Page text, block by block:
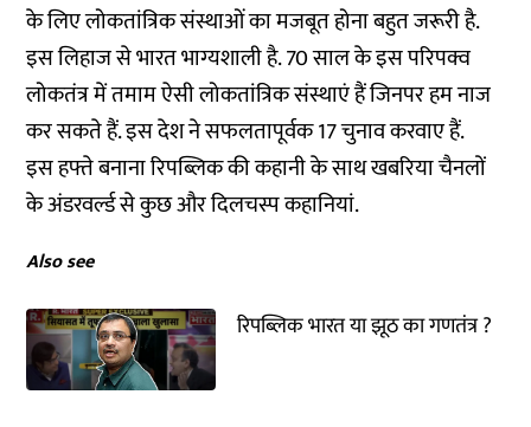
के लिए लोकतांत्रिक संस्थाओं का मजबूत होना बहुत जरूरी है.
इस लिहाज से भारत भाग्यशाली है. 70 साल के इस परिपक्व
लोकतंत्र में तमाम ऐसी लोकतांत्रिक संस्थाएं हैं जिनपर हम नाज
कर सकते हैं. इस देश ने सफलतापूर्वक 17 चुनाव करवाए हैं.
इस हफ्ते बनाना रिपब्लिक की कहानी के साथ खबरिया चैनलों
के अंडरवर्ल्ड से कुछ और दिलचस्प कहानियां.
Also see
रिपब्लिक भारत या झूठ का गणतंत्र ?